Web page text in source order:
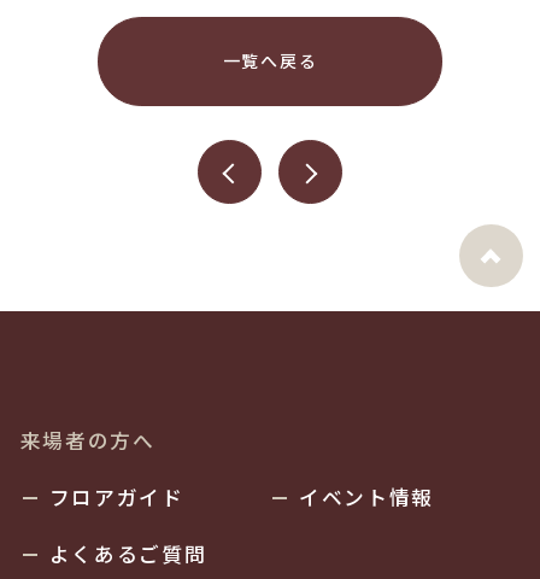
一覧へ戻る
来場者の方へ
フロアガイド
イベント情報
よくあるご質問